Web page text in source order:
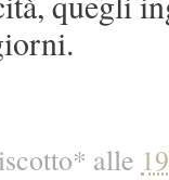
alle